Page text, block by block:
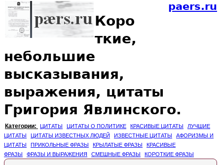
paers.ru
Коро
ткие,
небольшие
высказывания,
выражения, цитаты
Григория Явлинского.
Категории: ЦИТАТЫ ЦИТАТЫ О ПОЛИТИКЕ КРАСИВЫЕ ЦИТАТЫ
ЛУЧШИЕ
ЦИТАТЫ
ЦИТАТЫ ИЗВЕСТНЫХ ЛЮДЕЙ ИЗВЕСТНЫЕ ЦИТАТЫ
АФОРИЗМЫ И
ЦИТАТЫ
ПРИКОЛЬНЫЕ ФРАЗЫ КРЫЛАТЫЕ ФРАЗЫ
КРАСИВЫЕ
ФРАЗЫ
ФРАЗЫ И ВЫРАЖЕНИЯ СМЕШНЫЕ ФРАЗЫ КОРОТКИЕ ФРАЗЫ